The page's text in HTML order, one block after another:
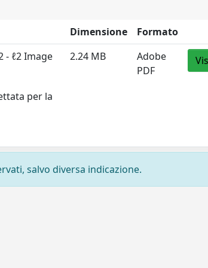
Dimensione
Formato
- ℓ2 Image
per la
2.24 MB
Adobe
PDF
salvo diversa indicazione.